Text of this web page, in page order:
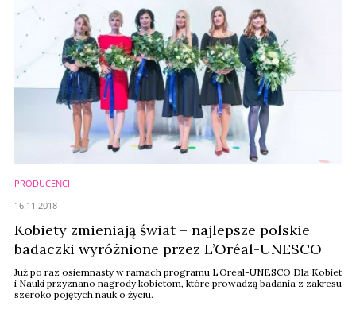
PRODUCENCI
Kobiety zmieniają świat – najlepsze polskie
badaczki wyróżnione przez L’Oréal-UNESCO
Już po raz osiemnasty w ramach programu L’Oréal-UNESCO Dla Kobiet
i Nauki przyznano nagrody kobietom, które prowadzą badania z zakresu
szeroko pojętych nauk o życiu.
16.11.2018